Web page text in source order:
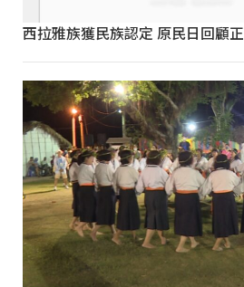
西拉雅族獲民族認定 原民日回顧